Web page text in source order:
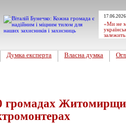
«Ми не
Думка експерта Власна думка
громадах